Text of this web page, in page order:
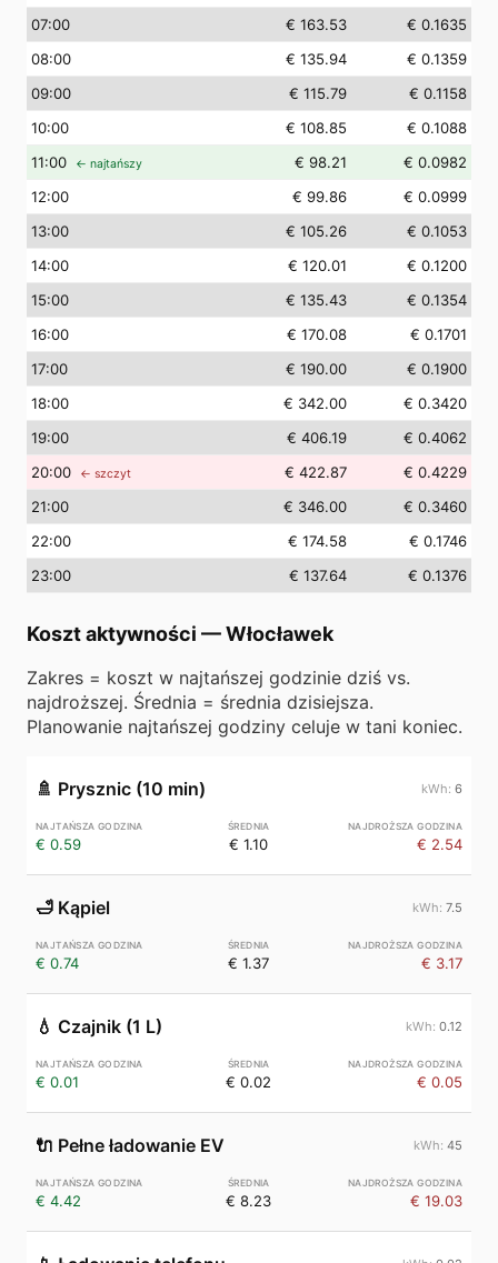
07:00 € 163.53
€ 0.1635
08:00 € 135.94
€ 0.1359
09:00 € 115.79
€ 0.1158
10:00 € 108.85
€ 0.1088
11:00 ← najtańszy € 98.21
€ 0.0982
12:00 € 99.86
€ 0.0999
13:00 € 105.26
€ 0.1053
14:00 € 120.01
€ 0.1200
15:00 € 135.43
€ 0.1354
16:00 € 170.08
€ 0.1701
17:00 € 190.00
€ 0.1900
18:00 € 342.00
€ 0.3420
19:00 € 406.19
€ 0.4062
20:00 ← szczyt € 422.87
€ 0.4229
21:00 € 346.00
€ 0.3460
22:00 € 174.58
€ 0.1746
23:00 € 137.64 € 0.1376
Koszt aktywności —Włocławek
Zakres = koszt w najtańszej godzinie dziś vs.
najdroższej. Średnia = średnia dzisiejsza.
Planowanie najtańszej godziny celuje w tani koniec.
🚿 Prysznic (10 min) 6
€ 0.59 € 1.10 € 2.54
🛁 Kąpiel 7.5
€ 0.74 € 1.37 € 3.17
💧 Czajnik (1 L) 0.12
€ 0.01 € 0.02 € 0.05
🔌 Pełne ładowanie EV 45
€ 4.42 € 8.23 € 19.03